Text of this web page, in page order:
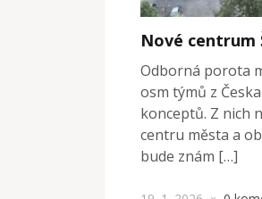
Nové centrum
Odborná porota
osm týmů z
konceptů. Z nich
centru města a
bude znám […]